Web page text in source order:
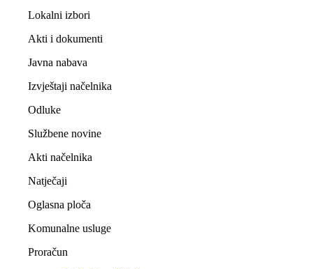
Lokalni izbori
Akti i dokumenti
Javna nabava
Izvještaji načelnika
Odluke
Službene novine
Akti načelnika
Natječaji
Oglasna ploča
Komunalne usluge
Proračun